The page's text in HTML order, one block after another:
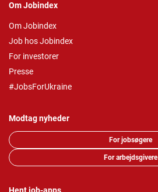
Om Jobindex
Om Jobindex
Job hos Jobindex
For investorer
Presse
#JobsForUkraine
Modtag nyheder
For jobsøgere
For arbejdsgivere